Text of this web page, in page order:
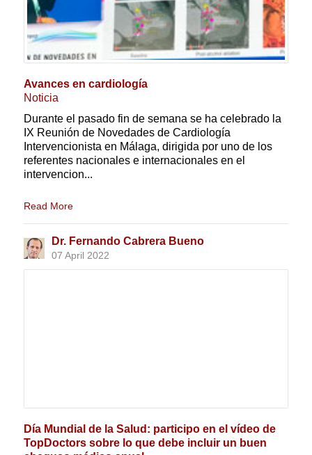
Avances en cardiología
Noticia
Durante el pasado fin de semana se ha celebrado la
IX Reunión de Novedades de Cardiología
Intervencionista en Málaga, dirigida por uno de los
referentes nacionales e internacionales en el
intervencion...
Read More
Dr. Fernando Cabrera Bueno
07 April 2022
Día Mundial de la Salud: participo en el vídeo de
TopDoctors sobre lo que debe incluir un buen